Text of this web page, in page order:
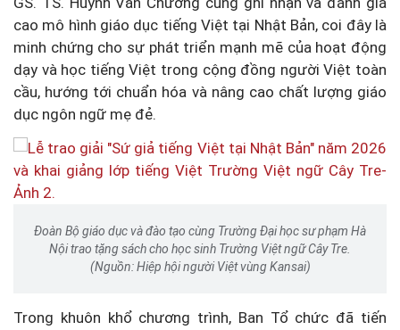
cao mô hình giáo dục tiếng Việt tại Nhật Bản, coi đây là
minh chứng cho sự phát triển mạnh mẽ của hoạt động
dạy và học tiếng Việt trong cộng đồng người Việt toàn
cầu, hướng tới chuẩn hóa và nâng cao chất lượng giáo
dục ngôn ngữ mẹ đẻ.
Đoàn Bộ giáo dục và đào tạo cùng Trường Đại học sư phạm Hà
Nội trao tặng sách cho học sinh Trường Việt ngữ Cây Tre.
(Nguồn: Hiệp hội người Việt vùng Kansai)
Trong khuôn khổ chương trình, Ban Tổ chức đã tiến